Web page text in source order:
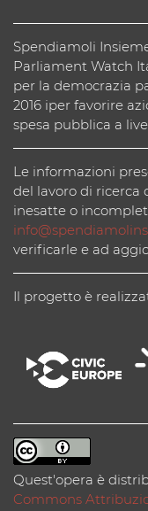
Spendiamoli
Parliament Watch
per la democrazia
2016 iper favorire
spesa pubblica a
Le informazioni
del lavoro di ricerca
inesatte o
verificarle e ad
Il progetto è
Quest'opera è
Commons